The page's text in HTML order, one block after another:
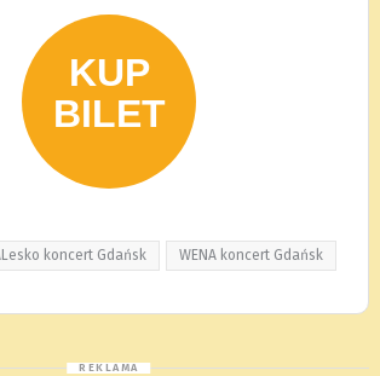
koncert Gdańsk WENA koncert Gdańsk